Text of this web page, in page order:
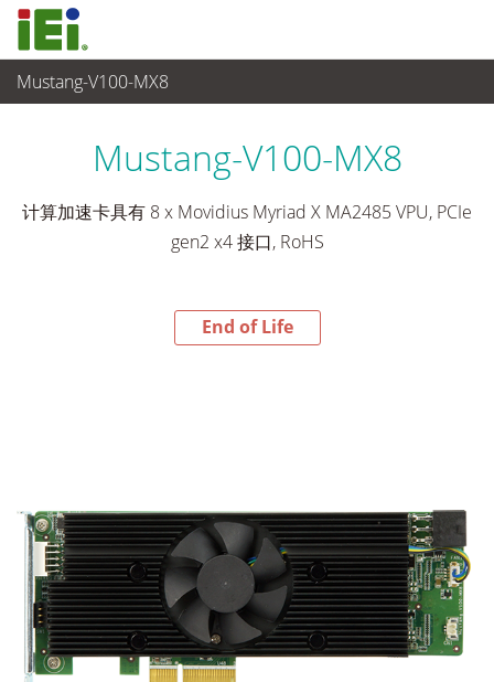
Mustang-V100-MX8
End-of-Life Products > 工业主板
Mustang-V100-MX8
计算加速卡具有 8 x Movidius Myriad X MA2485 VPU, PCIe
gen2 x4 接口, RoHS
End of Life